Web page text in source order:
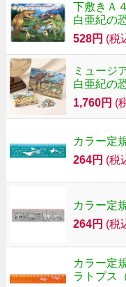
下敷きＡ
白亜紀の
528円 (税
ミュージ
白亜紀の
1,760円 (
カラー定
264円 (税
カラー定
264円 (税
カラー定
ラトプス